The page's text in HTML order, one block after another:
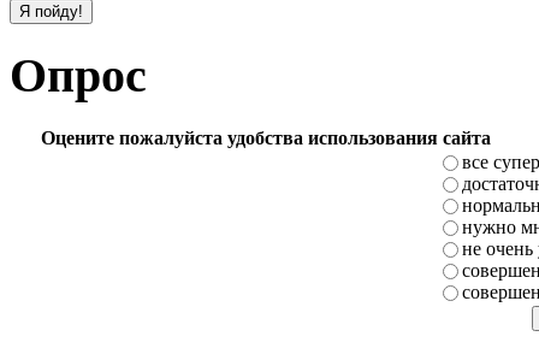
Опрос
Оцените пожалуйста удобства использования сайта
все супер
нужно
не очень